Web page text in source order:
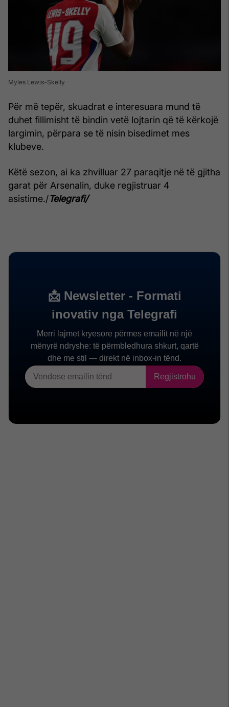
Myles Lewis-Skelly
Për më tepër, skuadrat e interesuara mund të
duhet fillimisht të bindin vetë lojtarin që të kërkojë
largimin, përpara se të nisin bisedimet mes
klubeve.
Këtë sezon, ai ka zhvilluar 27 paraqitje në të gjitha
garat për Arsenalin, duke regjistruar 4
asistime./Telegrafi/